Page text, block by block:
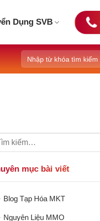
Dụng SVB
mục bài viết
Blog Tạp Hóa MKT
Nguyên Liệu MMO